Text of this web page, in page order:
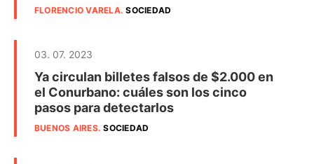
FLORENCIO VARELA.SOCIEDAD
03. 07. 2023
Ya circulan billetes falsos de $2.000 en
el Conurbano: cuáles son los cinco
pasos para detectarlos
BUENOS AIRES.SOCIEDAD